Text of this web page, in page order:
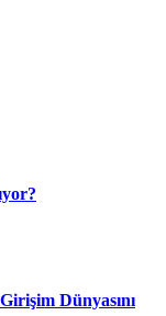
Dünyasını